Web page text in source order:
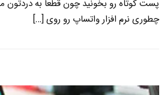
پست کوتاه رو بخونید چون قطعا به دردتون
چطوری نرم افزار واتساپ رو روی […]